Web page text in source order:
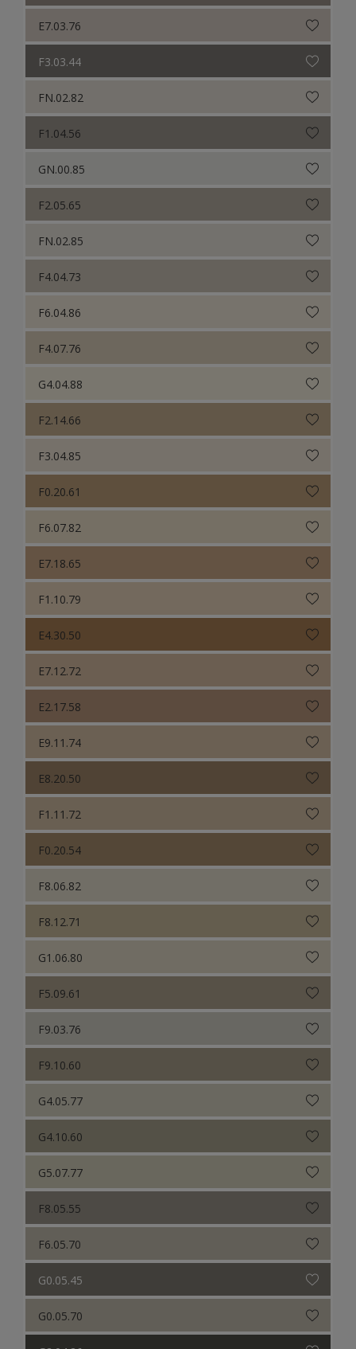
E7.03.76
F3.03.44
FN.02.82
F1.04.56
GN.00.85
F2.05.65
FN.02.85
F4.04.73
F6.04.86
F4.07.76
G4.04.88
F2.14.66
F3.04.85
F0.20.61
F6.07.82
E7.18.65
F1.10.79
E4.30.50
E7.12.72
E2.17.58
E9.11.74
E8.20.50
F1.11.72
F0.20.54
F8.06.82
F8.12.71
G1.06.80
F5.09.61
F9.03.76
F9.10.60
G4.05.77
G4.10.60
G5.07.77
F8.05.55
F6.05.70
G0.05.45
G0.05.70